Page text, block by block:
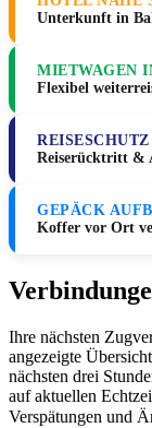
Unterkunft in
MIETWAGEN
Flexibel
REISESCHUTZ
Reiserücktritt &
GEPÄCK
Koffer vor Ort
Ihre nächsten
angezeigte
nächsten drei
auf aktuellen
Verspätungen und